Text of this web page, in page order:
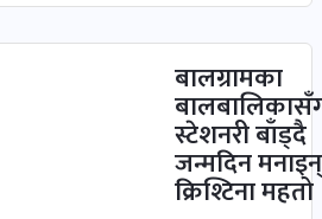
बालग्रामका
स्टेशनरी बाँड्दै
जन्मदिन मनाइन्
क्रिश्टिना महतो